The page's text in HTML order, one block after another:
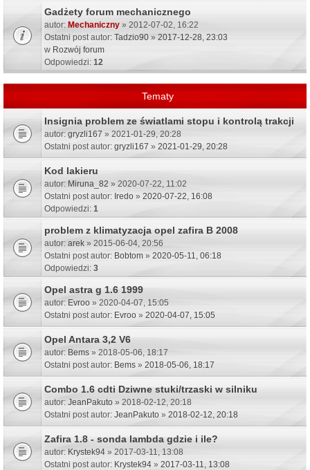
Gadżety forum mechanicznego
autor: Mechaniczny » 2012-07-02, 16:22
Ostatni post autor: Tadzio90 » 2017-12-28, 23:03
w Rozwój forum
Odpowiedzi: 12
Tematy
Insignia problem ze światlami stopu i kontrolą trakcji
autor: gryzli167 » 2021-01-29, 20:28
Ostatni post autor: gryzli167 » 2021-01-29, 20:28
Kod lakieru
autor: Miruna_82 » 2020-07-22, 11:02
Ostatni post autor: Iredo » 2020-07-22, 16:08
Odpowiedzi: 1
problem z klimatyzacja opel zafira B 2008
autor: arek » 2015-06-04, 20:56
Ostatni post autor: Bobtom » 2020-05-11, 06:18
Odpowiedzi: 3
Opel astra g 1.6 1999
autor: Evroo » 2020-04-07, 15:05
Ostatni post autor: Evroo » 2020-04-07, 15:05
Opel Antara 3,2 V6
autor: Bems » 2018-05-06, 18:17
Ostatni post autor: Bems » 2018-05-06, 18:17
Combo 1.6 cdti Dziwne stuki/trzaski w silniku
autor: JeanPakuto » 2018-02-12, 20:18
Ostatni post autor: JeanPakuto » 2018-02-12, 20:18
Zafira 1.8 - sonda lambda gdzie i ile?
autor: Krystek94 » 2017-03-11, 13:08
Ostatni post autor: Krystek94 » 2017-03-11, 13:08